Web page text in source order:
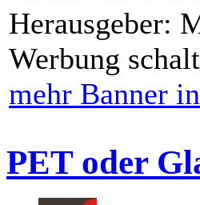
Herausgeber:
Werbung
mehr Banner
PET oder